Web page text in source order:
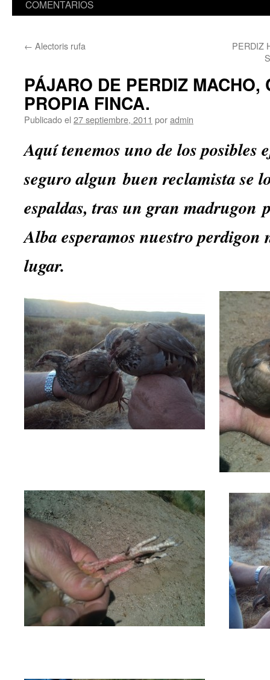
COMENTARIOS
← Alectoris rufa
PERDIZ
PÁJARO DE PERDIZ MACHO,
PROPIA FINCA.
Publicado el 27 septiembre, 2011 poradmin
Aquí tenemos uno de los posibles
seguro algun buen reclamista se
espaldas, tras un gran madrugon
Alba esperamos nuestro perdigon
lugar.